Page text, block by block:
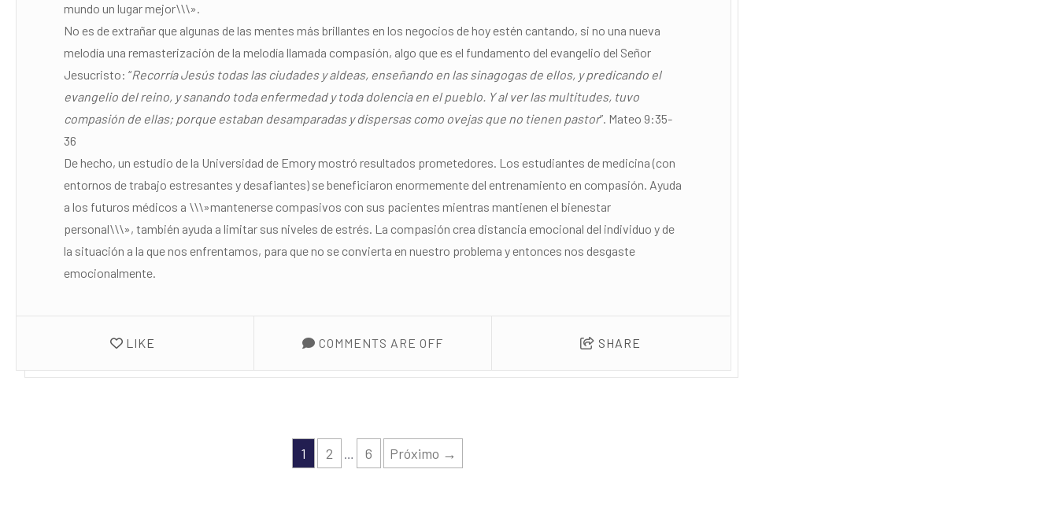
mundo un lugar mejor\\\».
No es de extrañar que algunas de las mentes más brillantes en los negocios de hoy estén cantando, si no una nueva
melodía una remasterización de la melodía llamada compasión, algo que es el fundamento del evangelio del Señor
Jesucristo: “Recorría Jesús todas las ciudades y aldeas, enseñando en las sinagogas de ellos, y predicando el
evangelio del reino, y sanando toda enfermedad y toda dolencia en el pueblo. Y al ver las multitudes, tuvo
compasión de ellas; porque estaban desamparadas y dispersas como ovejas que no tienen pastor”. Mateo 9:35-
36
De hecho, un estudio de la Universidad de Emory mostró resultados prometedores. Los estudiantes de medicina (con
entornos de trabajo estresantes y desafiantes) se beneficiaron enormemente del entrenamiento en compasión. Ayuda
a los futuros médicos a \\\»mantenerse compasivos con sus pacientes mientras mantienen el bienestar
personal\\\», también ayuda a limitar sus niveles de estrés. La compasión crea distancia emocional del individuo y de
la situación a la que nos enfrentamos, para que no se convierta en nuestro problema y entonces nos desgaste
emocionalmente.
LIKE COMMENTS ARE OFF SHARE
1 2 … 6 Próximo →